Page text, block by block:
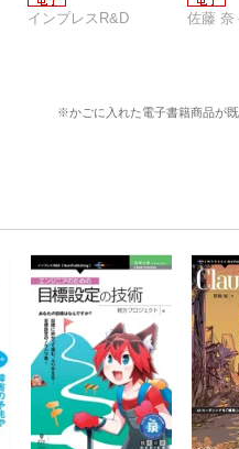
インプレスR&D 佐藤 奈
※かごに入れた電子書籍商品が